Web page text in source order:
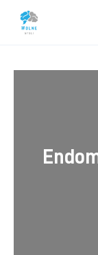
Dom i